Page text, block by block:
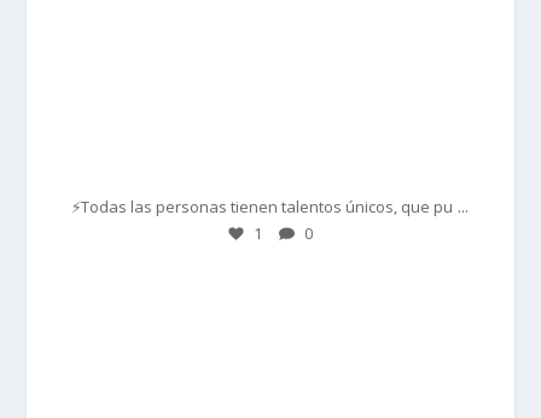
⚡Todas las personas tienen talentos únicos, que pu ...
1 0